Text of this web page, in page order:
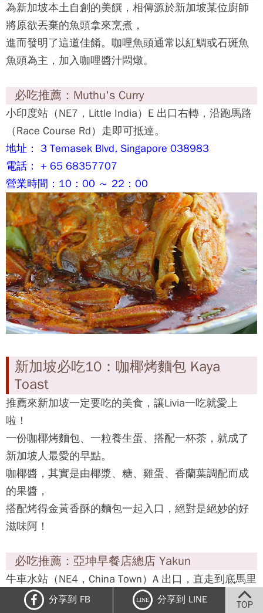
必吃推薦：珍寶海鮮樓辣螃蟹 Jumbo Seafood
克拉碼頭站（NE5，Clarke Quay）C 出口，左轉沿新
加坡河岸直走即達。
Singapore 058416
電話： + 65 65343435
營業時間：12：00 ～ 15：00 （最後點餐 14：
15）、18：00 ～ 24：00 （最後點餐23：15）
新加坡必吃09：咖哩魚頭 Curry
為新加坡本土自創的美饌，相傳源於新加坡某位廚師
將原欲丟棄的魚頭拿來烹煮，
進而發明了這道佳餚。咖哩魚頭通常以紅鯛或石斑魚
魚頭為主，加入咖哩醬汁悶燉。
必吃推薦：Muthu's Curry
小印度站（NE7，Little India）E 出口右轉，沿跑馬路
（Race Course Rd）走即可抵達。
地址： 3 Temasek Blvd, Singapore 038983
電話： + 65 68357707
分享到 FB LINE 分享到 LINE TOP